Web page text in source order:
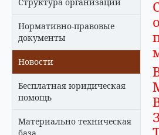
Нормативно-правовые
документы
Новости
Бесплатная юридическая
помощь
Материально техническая